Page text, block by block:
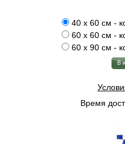
40 х 60 см -
60 х 60 см -
60 х 90 см -
Время